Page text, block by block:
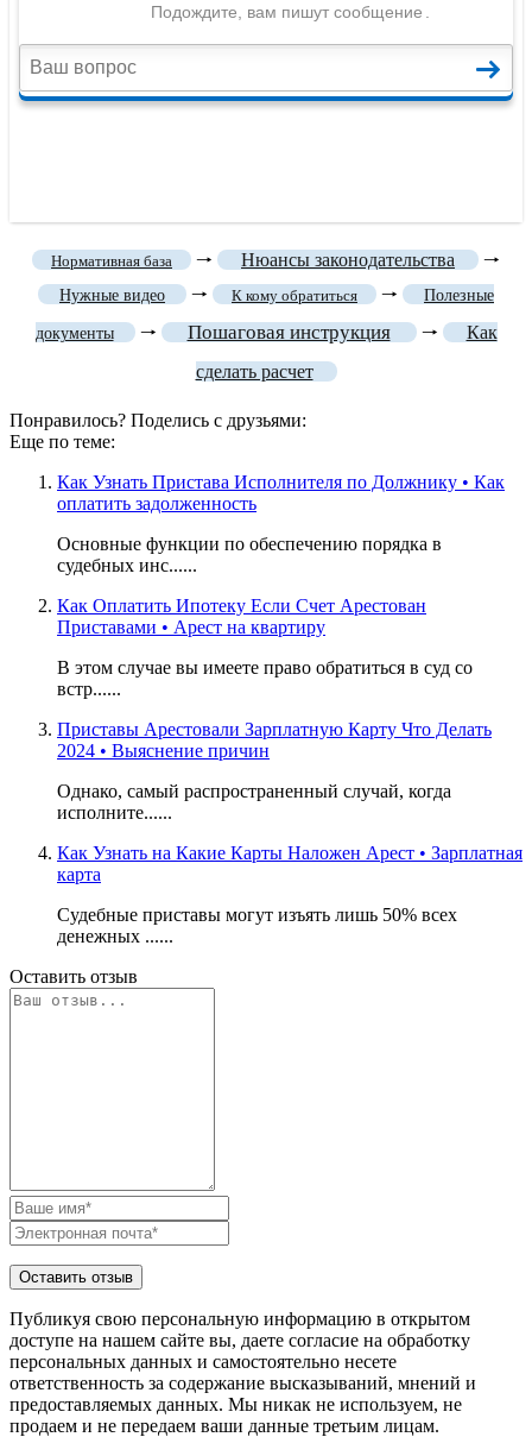
Нормативная база 🠒 Нюансы законодательства 🠒
Нужные видео 🠒 К кому обратиться 🠒 Полезные
документы 🠒 Пошаговая инструкция 🠒
Как
сделать расчет
Понравилось? Поделись с друзьями:
Еще по теме:
Как Узнать Пристава Исполнителя по Должнику • Как
оплатить задолженность
Основные функции по обеспечению порядка в
судебных инс......
Как Оплатить Ипотеку Если Счет Арестован
Приставами • Арест на квартиру
В этом случае вы имеете право обратиться в суд со
встр......
Приставы Арестовали Зарплатную Карту Что Делать
2024 • Выяснение причин
Однако, самый распространенный случай, когда
исполните......
Как Узнать на Какие Карты Наложен Арест • Зарплатная
карта
Судебные приставы могут изъять лишь 50% всех
денежных ......
Оставить отзыв
Публикуя свою персональную информацию в открытом
доступе на нашем сайте вы, даете согласие на обработку
персональных данных и самостоятельно несете
ответственность за содержание высказываний, мнений и
предоставляемых данных. Мы никак не используем, не
продаем и не передаем ваши данные третьим лицам.